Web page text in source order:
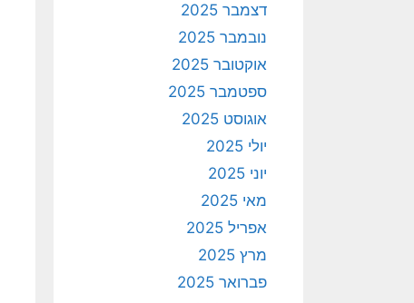
דצמבר 2025
נובמבר 2025
אוקטובר 2025
ספטמבר 2025
אוגוסט 2025
יולי 2025
יוני 2025
מאי 2025
אפריל 2025
מרץ 2025
פברואר 2025